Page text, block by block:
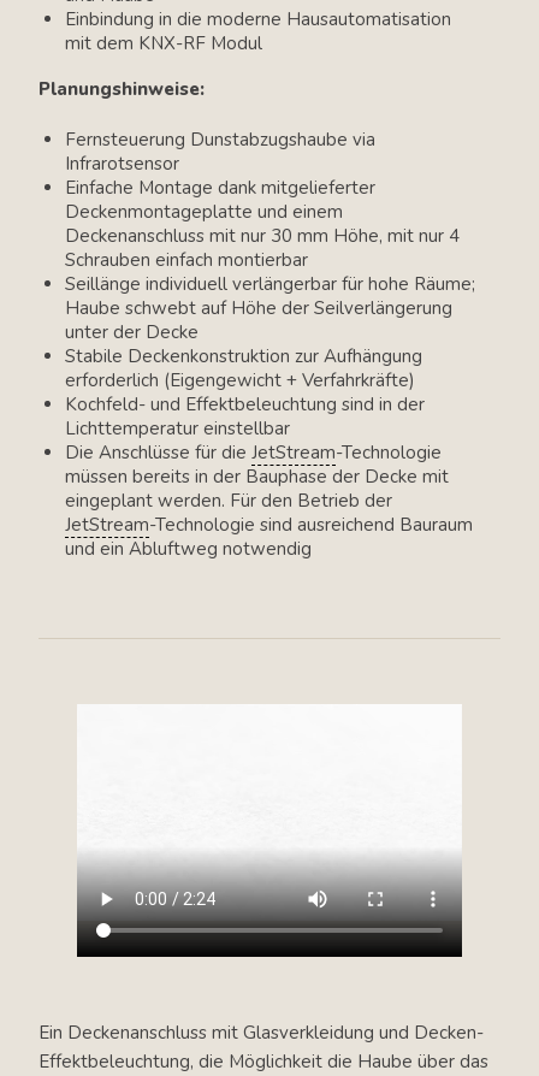
Einbindung in die moderne Hausautomatisation
mit dem KNX-RF Modul
Planungshinweise:
Fernsteuerung Dunstabzugshaube via
Infrarotsensor
Einfache Montage dank mitgelieferter
Deckenmontageplatte und einem
Deckenanschluss mit nur 30 mm Höhe, mit nur 4
Schrauben einfach montierbar
Seillänge individuell verlängerbar für hohe Räume;
Haube schwebt auf Höhe der Seilverlängerung
unter der Decke
Stabile Deckenkonstruktion zur Aufhängung
erforderlich (Eigengewicht + Verfahrkräfte)
Kochfeld- und Effektbeleuchtung sind in der
Lichttemperatur einstellbar
Die Anschlüsse für die JetStream-Technologie
müssen bereits in der Bauphase der Decke mit
eingeplant werden. Für den Betrieb der
JetStream-Technologie sind ausreichend Bauraum
und ein Abluftweg notwendig
Ein Deckenanschluss mit Glasverkleidung und Decken-
Effektbeleuchtung, die Möglichkeit die Haube über das